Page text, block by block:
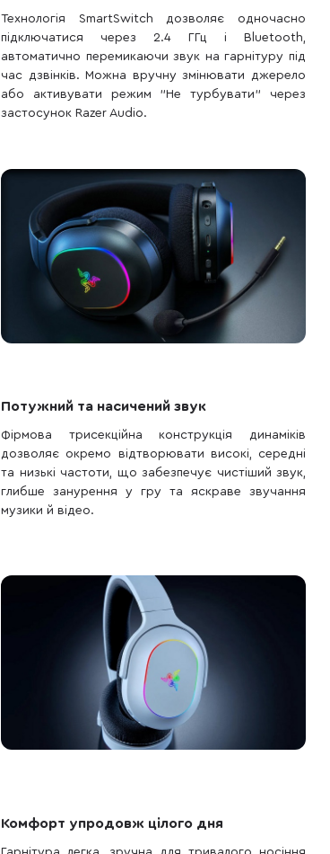
Технологія SmartSwitch дозволяє одночасно
підключатися через 2.4 ГГц і Bluetooth,
автоматично перемикаючи звук на гарнітуру під
час дзвінків. Можна вручну змінювати джерело
або активувати режим "Не турбувати" через
застосунок Razer Audio.
Потужний та насичений звук
Фірмова трисекційна конструкція динаміків
дозволяє окремо відтворювати високі, середні
та низькі частоти, що забезпечує чистіший звук,
глибше занурення у гру та яскраве звучання
музики й відео.
Комфорт упродовж цілого дня